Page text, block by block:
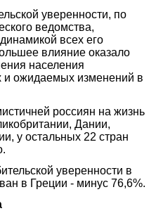
уверенности, по
ведомства,
всех его
влияние оказало
населения
и ожидаемых изменений в
россиян на жизнь
Дании,
у остальных 22 стран
уверенности в
в Греции - минус 76,6%.